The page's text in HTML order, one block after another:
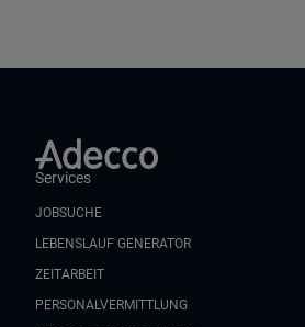
Services
JOBSUCHE
LEBENSLAUF GENERATOR
ZEITARBEIT
PERSONALVERMITTLUNG